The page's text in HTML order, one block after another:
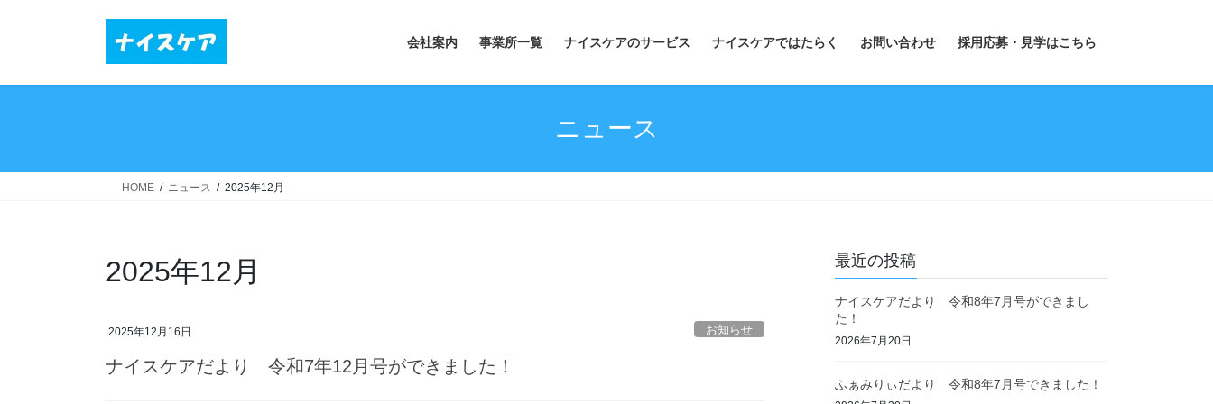
会社案内 事業所一覧 ナイスケアのサービス ナイスケアではたらく お問い合わせ 採用応募・見学はこちら
ニュース
HOME ニュース 2025年12月
2025年12月
2025年12月16日 お知らせ
ナイスケアだより 令和7年12月号ができました！
最近の投稿
ナイスケアだより 令和8年7月号ができまし
た！
2026年7月20日
ふぁみりぃだより 令和8年7月号できました！